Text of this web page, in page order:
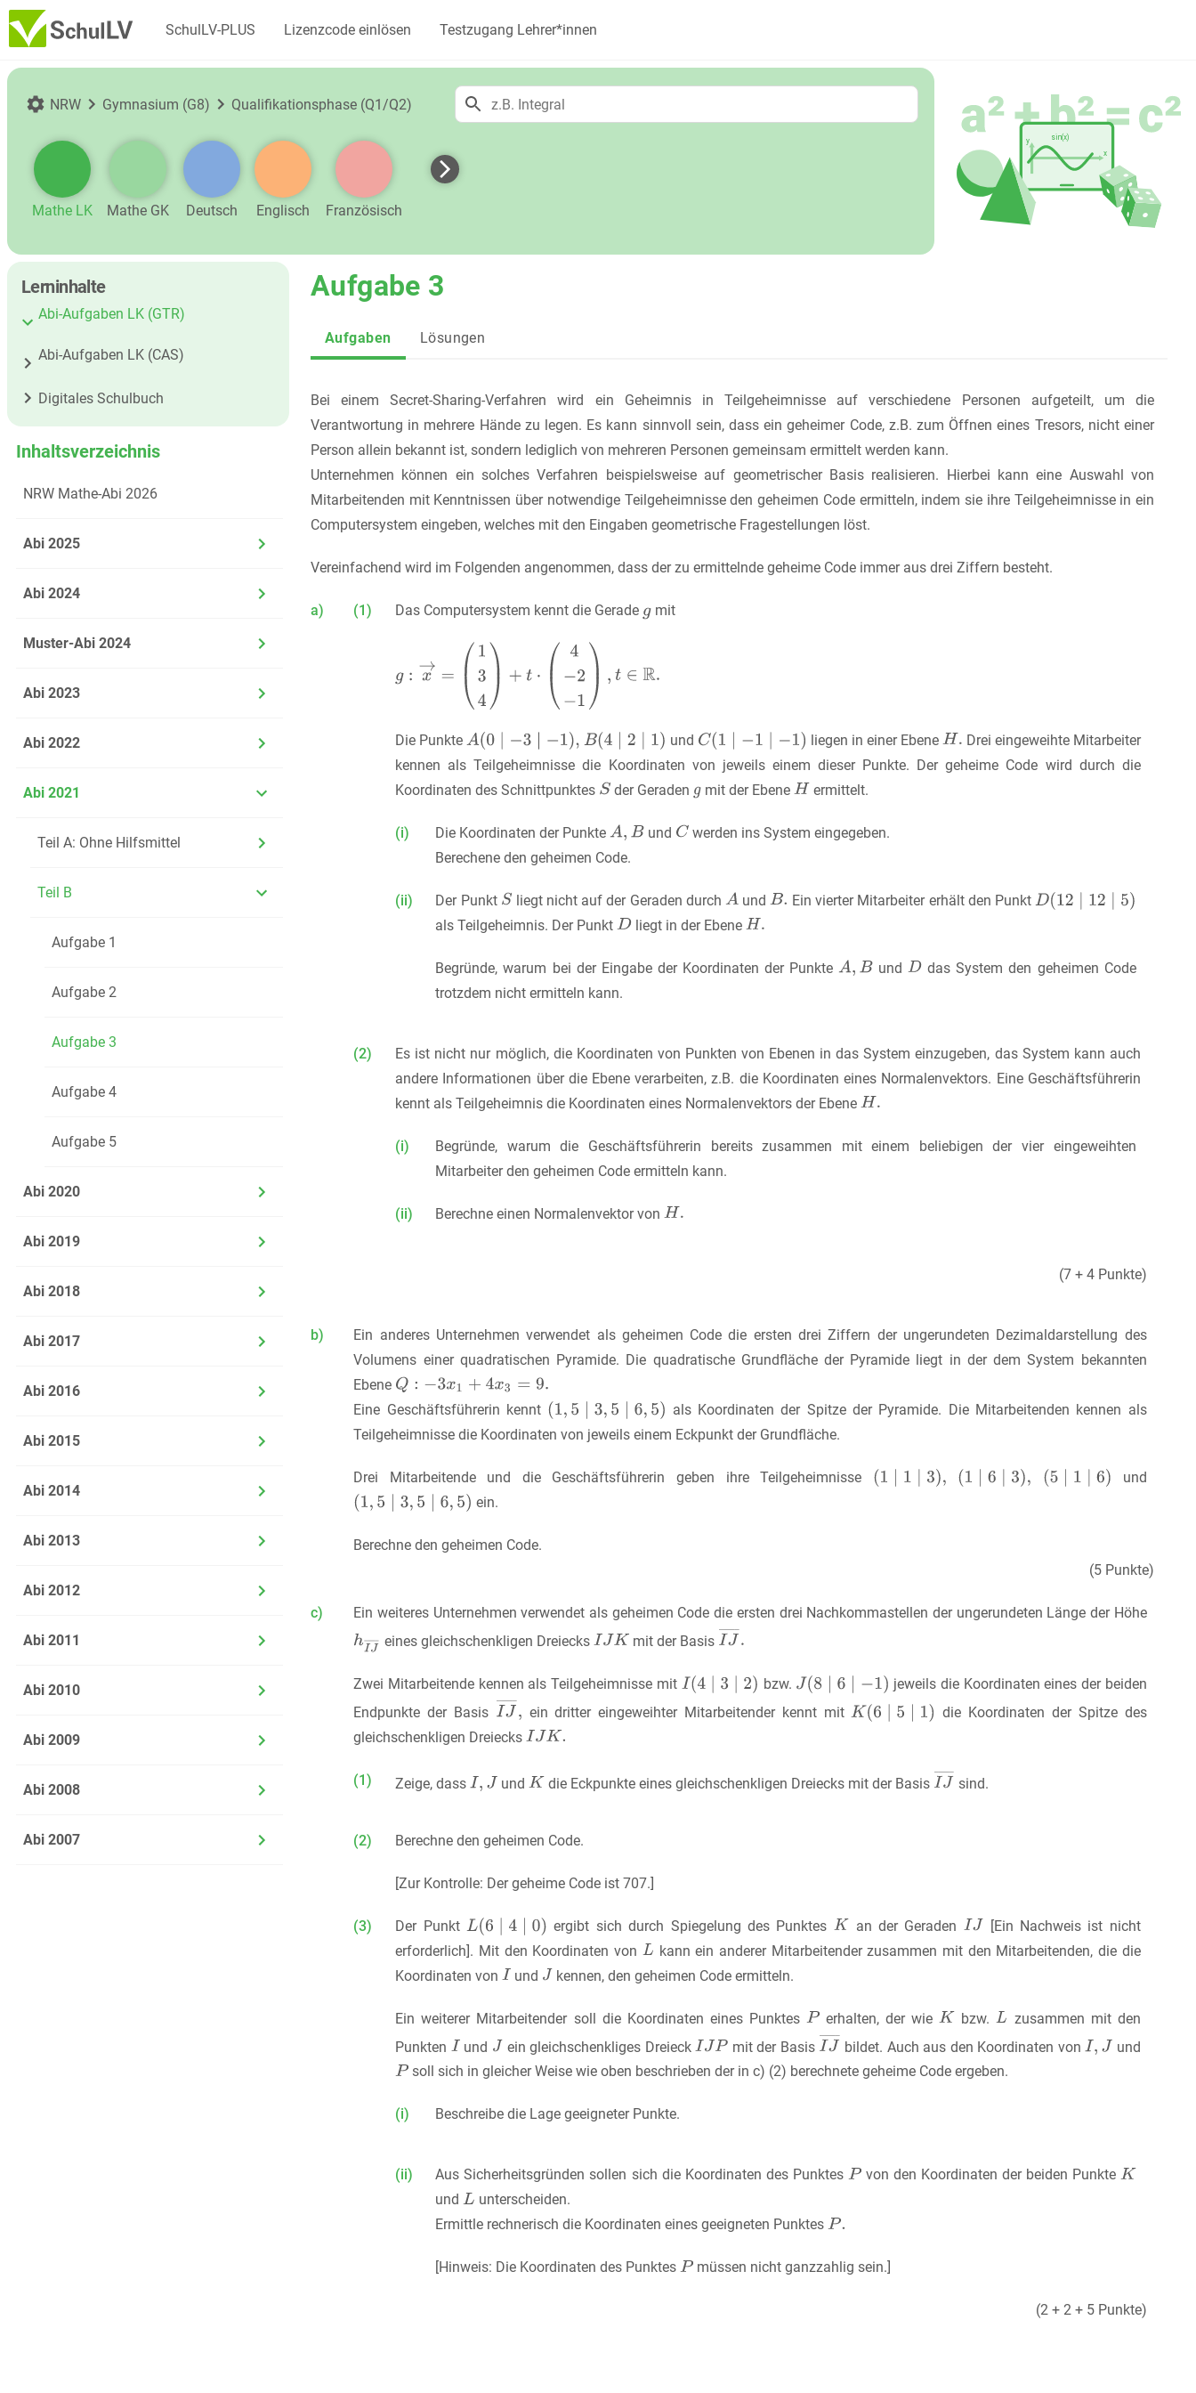
SchulLV-PLUS Lizenzcode einlösen Testzugang Lehrer*innen
NRW Gymnasium (G8) Qualifikationsphase (Q1/Q2)
Mathe LK Mathe GK Deutsch Englisch Französisch
Lerninhalte
Abi-Aufgaben LK (GTR)
Abi-Aufgaben LK (CAS)
Digitales Schulbuch
Inhaltsverzeichnis
NRW Mathe-Abi 2026
Abi 2025
Abi 2024
Muster-Abi 2024
Abi 2023
Abi 2022
Abi 2021
Teil A: Ohne Hilfsmittel
Teil B
Aufgabe 1
Aufgabe 2
Aufgabe 3
Aufgabe 4
Aufgabe 5
Abi 2020
Abi 2019
Abi 2018
Abi 2017
Abi 2016
Abi 2015
Abi 2014
Abi 2013
Abi 2012
Abi 2011
Abi 2010
Abi 2009
Abi 2008
Abi 2007
Aufgabe 3
Aufgaben Lösungen
Bei einem Secret-Sharing-Verfahren wird ein Geheimnis in Teilgeheimnisse auf verschiedene Personen aufgeteilt, um die
Verantwortung in mehrere Hände zu legen. Es kann sinnvoll sein, dass ein geheimer Code, z.B. zum Öffnen eines Tresors, nicht einer
Person allein bekannt ist, sondern lediglich von mehreren Personen gemeinsam ermittelt werden kann.
Unternehmen können ein solches Verfahren beispielsweise auf geometrischer Basis realisieren. Hierbei kann eine Auswahl von
Mitarbeitenden mit Kenntnissen über notwendige Teilgeheimnisse den geheimen Code ermitteln, indem sie ihre Teilgeheimnisse in ein
Computersystem eingeben, welches mit den Eingaben geometrische Fragestellungen löst.
Vereinfachend wird im Folgenden angenommen, dass der zu ermittelnde geheime Code immer aus drei Ziffern besteht.
a) (1) Das Computersystem kennt die Gerade mit
Die Punkte und liegen in einer Ebene
Drei eingeweihte Mitarbeiter
kennen als Teilgeheimnisse die Koordinaten von jeweils einem dieser Punkte. Der geheime Code wird durch die
Koordinaten des Schnittpunktes
der Geraden mit der Ebene ermittelt.
(i) Die Koordinaten der Punkte und
werden ins System eingegeben.
Berechene den geheimen Code.
(ii) Der Punkt liegt nicht auf der Geraden durch und
Ein vierter Mitarbeiter erhält den Punkt
als Teilgeheimnis. Der Punkt
liegt in der Ebene
Begründe, warum bei der Eingabe der Koordinaten der Punkte und
das System den geheimen Code
trotzdem nicht ermitteln kann.
(2)
Es ist nicht nur möglich, die Koordinaten von Punkten von Ebenen in das System einzugeben, das System kann auch
andere Informationen über die Ebene verarbeiten, z.B. die Koordinaten eines Normalenvektors. Eine Geschäftsführerin
kennt als Teilgeheimnis die Koordinaten eines Normalenvektors der Ebene
(i)
Begründe, warum die Geschäftsführerin bereits zusammen mit einem beliebigen der vier eingeweihten
Mitarbeiter den geheimen Code ermitteln kann.
(ii) Berechne einen Normalenvektor von
(7 + 4 Punkte)
b)
Ein anderes Unternehmen verwendet als geheimen Code die ersten drei Ziffern der ungerundeten Dezimaldarstellung des
Volumens einer quadratischen Pyramide. Die quadratische Grundfläche der Pyramide liegt in der dem System bekannten
Ebene
Eine Geschäftsführerin kennt
als Koordinaten der Spitze der Pyramide. Die Mitarbeitenden kennen als
Teilgeheimnisse die Koordinaten von jeweils einem Eckpunkt der Grundfläche.
Drei Mitarbeitende und die Geschäftsführerin geben ihre Teilgeheimnisse
und
ein.
Berechne den geheimen Code.
(5 Punkte)
c)
Ein weiteres Unternehmen verwendet als geheimen Code die ersten drei Nachkommastellen der ungerundeten Länge der Höhe
eines gleichschenkligen Dreiecks
mit der Basis
Zwei Mitarbeitende kennen als Teilgeheimnisse mit bzw.
jeweils die Koordinaten eines der beiden
Endpunkte der Basis
ein dritter eingeweihter Mitarbeitender kennt mit
die Koordinaten der Spitze des
gleichschenkligen Dreiecks
(1) Zeige, dass und die Eckpunkte eines gleichschenkligen Dreiecks mit der Basis sind.
(2) Berechne den geheimen Code.
[Zur Kontrolle: Der geheime Code ist 707.]
(3) Der Punkt ergibt sich durch Spiegelung des Punktes an der Geraden
[Ein Nachweis ist nicht
erforderlich]. Mit den Koordinaten von
kann ein anderer Mitarbeitender zusammen mit den Mitarbeitenden, die die
Koordinaten von
und kennen, den geheimen Code ermitteln.
Ein weiterer Mitarbeitender soll die Koordinaten eines Punktes erhalten, der wie bzw.
zusammen mit den
Punkten
und ein gleichschenkliges Dreieck mit der Basis bildet. Auch aus den Koordinaten von
und
soll sich in gleicher Weise wie oben beschrieben der in c) (2) berechnete geheime Code ergeben.
(i) Beschreibe die Lage geeigneter Punkte.
(ii) Aus Sicherheitsgründen sollen sich die Koordinaten des Punktes
von den Koordinaten der beiden Punkte
und
unterscheiden.
Ermittle rechnerisch die Koordinaten eines geeigneten Punktes
[Hinweis: Die Koordinaten des Punktes müssen nicht ganzzahlig sein.]
(2 + 2 + 5 Punkte)